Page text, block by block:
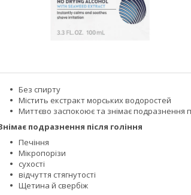
Без спирту
Містить екстракт морських водоростей
Миттєво заспокоює та знімає подразнення
подразнення після гоління
Печіння
Мікропорізи
сухості
відчуття стягнутості
Щетина й свербіж